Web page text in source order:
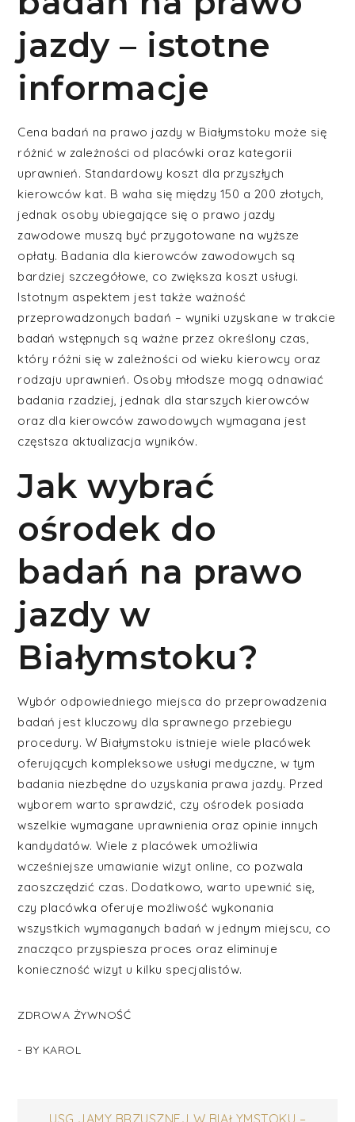
jazdy – istotne
informacje
Cena badań na prawo jazdy w Białymstoku może się
różnić w zależności od placówki oraz kategorii
uprawnień. Standardowy koszt dla przyszłych
kierowców kat. B waha się między 150 a 200 złotych,
jednak osoby ubiegające się o prawo jazdy
zawodowe muszą być przygotowane na wyższe
opłaty. Badania dla kierowców zawodowych są
bardziej szczegółowe, co zwiększa koszt usługi.
Istotnym aspektem jest także ważność
przeprowadzonych badań – wyniki uzyskane w trakcie
badań wstępnych są ważne przez określony czas,
który różni się w zależności od wieku kierowcy oraz
rodzaju uprawnień. Osoby młodsze mogą odnawiać
badania rzadziej, jednak dla starszych kierowców
oraz dla kierowców zawodowych wymagana jest
częstsza aktualizacja wyników.
Jak wybrać
ośrodek do
badań na prawo
jazdy w
Białymstoku?
Wybór odpowiedniego miejsca do przeprowadzenia
badań jest kluczowy dla sprawnego przebiegu
procedury. W Białymstoku istnieje wiele placówek
oferujących kompleksowe usługi medyczne, w tym
badania niezbędne do uzyskania prawa jazdy. Przed
wyborem warto sprawdzić, czy ośrodek posiada
wszelkie wymagane uprawnienia oraz opinie innych
kandydatów. Wiele z placówek umożliwia
wcześniejsze umawianie wizyt online, co pozwala
zaoszczędzić czas. Dodatkowo, warto upewnić się,
czy placówka oferuje możliwość wykonania
wszystkich wymaganych badań w jednym miejscu, co
znacząco przyspiesza proces oraz eliminuje
konieczność wizyt u kilku specjalistów.
ZDROWA ŻYWNOŚĆ
- BY KAROL
USG JAMY BRZUSZNEJ W BIAŁYMSTOKU –